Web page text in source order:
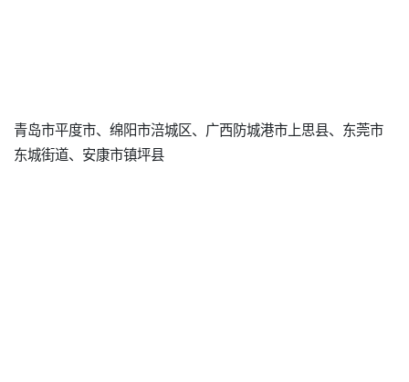
青岛市平度市、绵阳市涪城区、广西防城港市上思县、东莞市
东城街道、安康市镇坪县